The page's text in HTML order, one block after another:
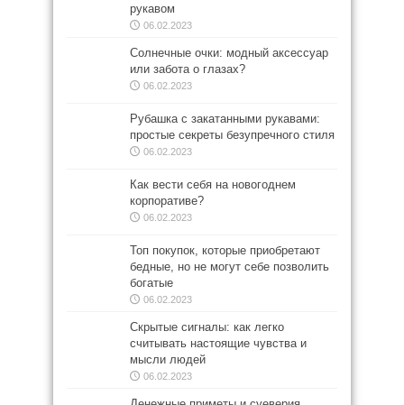
рукавом
06.02.2023
Солнечные очки: модный аксессуар
или забота о глазах?
06.02.2023
Рубашка с закатанными рукавами:
простые секреты безупречного стиля
06.02.2023
Как вести себя на новогоднем
корпоративе?
06.02.2023
Топ покупок, которые приобретают
бедные, но не могут себе позволить
богатые
06.02.2023
Скрытые сигналы: как легко
считывать настоящие чувства и
мысли людей
06.02.2023